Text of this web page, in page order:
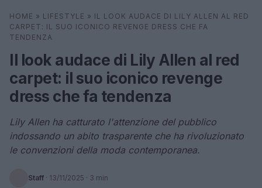
Cerca ⌕ ×
HOME » LIFESTYLE » IL LOOK AUDACE DI LILY ALLEN AL RED
CARPET: IL SUO ICONICO REVENGE DRESS CHE FA
TENDENZA
Il look audace di Lily Allen al red
carpet: il suo iconico revenge
dress che fa tendenza
Lily Allen ha catturato l'attenzione del pubblico
indossando un abito trasparente che ha rivoluzionato
le convenzioni della moda contemporanea.
Staff · 13/11/2025 · 3 min